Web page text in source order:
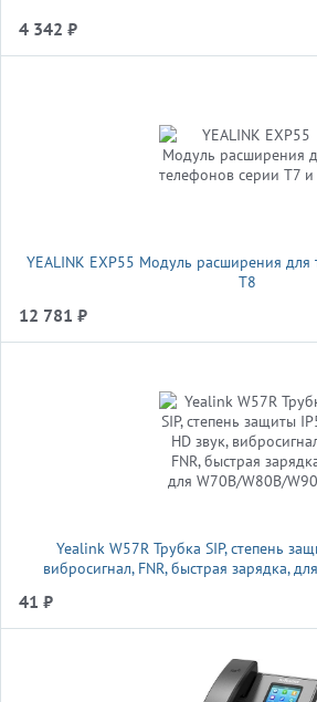
4 342 ₽
YEALINK EXP55 Модуль расширения
T8
12 781 ₽
Yealink W57R Трубка SIP, степень
вибросигнал, FNR, быстрая зарядка,
41 ₽